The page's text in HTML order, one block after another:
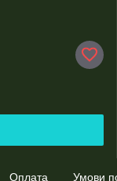
Оплата Умови